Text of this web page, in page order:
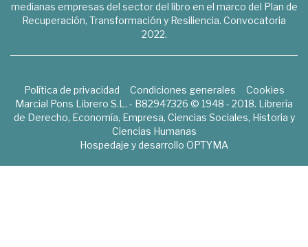
medianas empresas del sector del libro en el marco del Plan de
Recuperación, Transformación y Resiliencia. Convocatoria
2022.
Política de privacidad Condiciones generales
Cookies
Marcial Pons Librero S.L. - B82947326 © 1948 - 2018. Librería
de Derecho, Economía, Empresa, Ciencias Sociales, Historia y
Ciencias Humanas
Hospedaje y desarrollo OPTYMA